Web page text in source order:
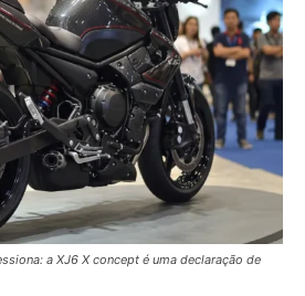
a XJ6 X concept é uma declaração de